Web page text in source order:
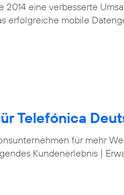
2014 eine verbesserte
erfolgreiche mobile
Telefónica
für mehr
Kundenerlebnis |